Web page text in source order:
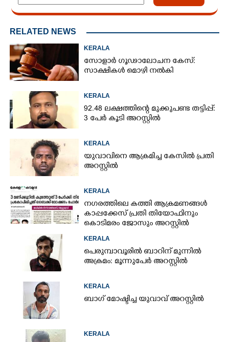
RELATED NEWS
KERALA
സോളാർ ഗൂഢാലോചന കേസ്:
സാക്ഷികൾ മൊഴി നൽകി
KERALA
92.48 ലക്ഷത്തിന്റെ മുക്കുപണ്ട തട്ടിപ്പ്:
3 പേർ കൂടി അറസ്റ്റിൽ
KERALA
യുവാവിനെ ആക്രമിച്ച കേസിൽ പ്രതി
അറസ്റ്റിൽ
KERALA
നഗരത്തിലെ കത്തി ആക്രമണങ്ങൾ
കാപ്പക്കേസ് പ്രതി തിയോഫിനും
കൊടിമരം ജോസും അറസ്റ്റിൽ
KERALA
പെരുമ്പാവൂരിൽ ബാറിന് മുന്നിൽ
അക്രമം: മൂന്നുപേർ അറസ്റ്റിൽ
KERALA
ബാഗ് മോഷ്ടിച്ച യുവാവ് അറസ്റ്റിൽ
KERALA